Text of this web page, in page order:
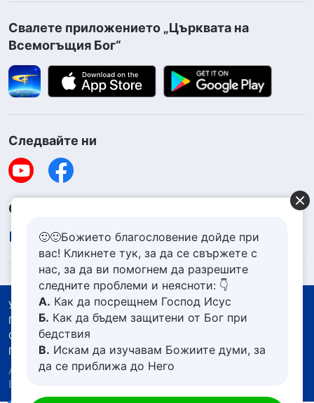
Свалете приложението „Църквата на
Всемогъщия Бог“
Следвайте ни
Свържете се с нас
contact.bg@godfootsteps.org
Условия за ползване
Политика за поверителност
Със съдействието на
Политика за бисквитките
Авторско право © 2026 Църквата на Всемогъщия
Бог.
🙂🙂Божието благословение дойде при
вас! Кликнете тук, за да се свържете с
нас, за да ви помогнем да разрешите
следните проблеми и неясноти: 👇
А. Как да посрещнем Господ Исус
Б. Как да бъдем защитени от Бог при
бедствия
В. Искам да изучавам Божиите думи, за
да се приближа до Него
живот